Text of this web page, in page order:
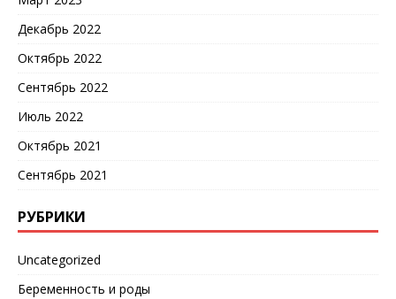
Декабрь 2022
Октябрь 2022
Сентябрь 2022
Июль 2022
Октябрь 2021
Сентябрь 2021
РУБРИКИ
Uncategorized
Беременность и роды